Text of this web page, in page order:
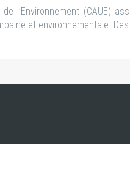
de l’Environnement
et environnementale.